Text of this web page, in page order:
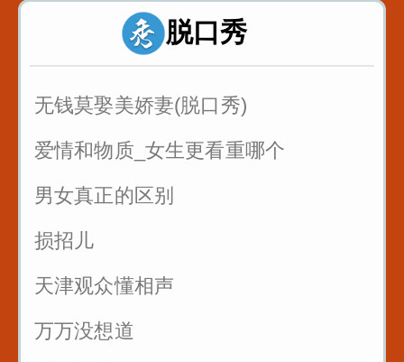
反复练习1w遍_主播基本功_直播话术
反复练习1w遍_主播基本功_直播话术
2
反复练习1w遍_主播基本功_直播话术
3
反复练习1w遍_主播基本功_直播话术
4
反复练习1w遍_主播基本功_直播话术
脱口秀
无钱莫娶美娇妻(脱口秀)
爱情和物质_女生更看重哪个
男女真正的区别
损招儿
天津观众懂相声
万万没想道